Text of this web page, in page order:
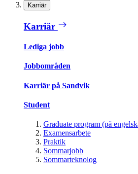
Karriär
Karriär
Lediga jobb
Jobbområden
Karriär på Sandvik
Student
Graduate program (på
Examensarbete
Praktik
Sommarjobb
Sommarteknolog